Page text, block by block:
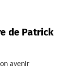
de Patrick
avenir